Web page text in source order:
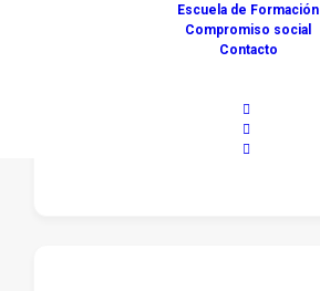
Escuela de Formación
Compromiso social
Contacto
Árbitros de Equidad
Tasadores de inmuebles urbanos